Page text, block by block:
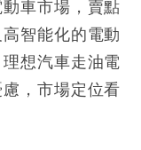
車市場，賣點
智能化的電動
想汽車走油電
，市場定位看